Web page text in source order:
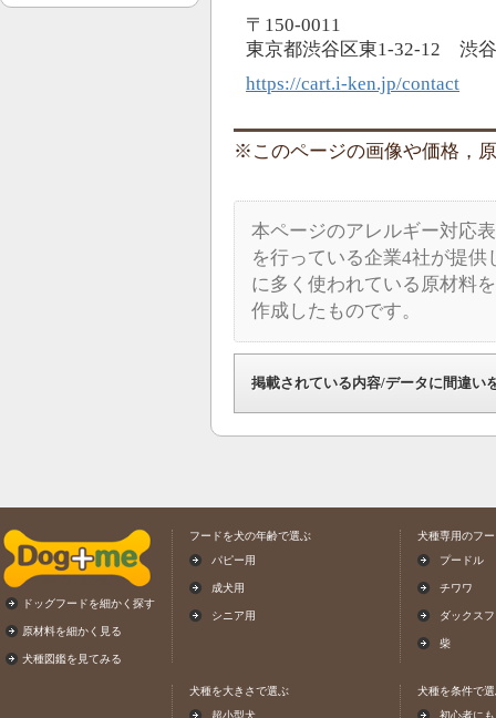
〒150-0011
東京都渋谷区東1-32-12 渋
https://cart.i-ken.jp/contact
このページの画像や価格，
本ページのアレルギー対応
を行っている企業4社が提
に多く使われている原材料
作成したものです。
掲載されている内容/データに間違い
ドッグフードを細かく探す
原材料を細かく見る
犬種図鑑を見てみる
フードを犬の年齢で選ぶ
パピー用
成犬用
シニア用
犬種専用のフ
プードル
チワワ
ダックス
柴
犬種を大きさで選ぶ
超小型犬
犬種を条件で
初心者に